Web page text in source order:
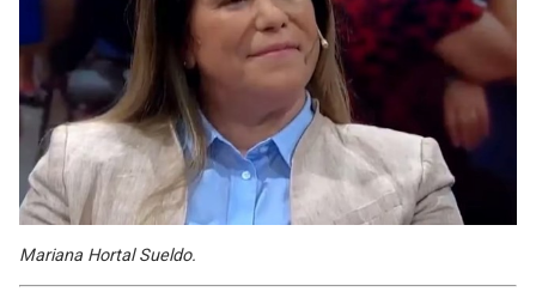
Mariana Hortal Sueldo.